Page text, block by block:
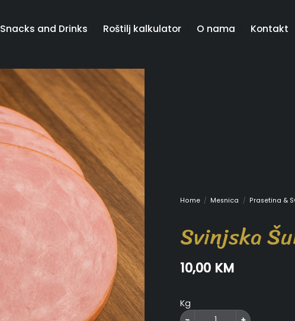
Snacks and Drinks Roštilj kalkulator O nama Kontakt
Home / Mesnica / Prasetina &
Svinjska
10,00 KM
Kg
Svinjska Šunka quantity